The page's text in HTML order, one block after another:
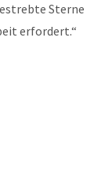
Sterne
erfordert.“